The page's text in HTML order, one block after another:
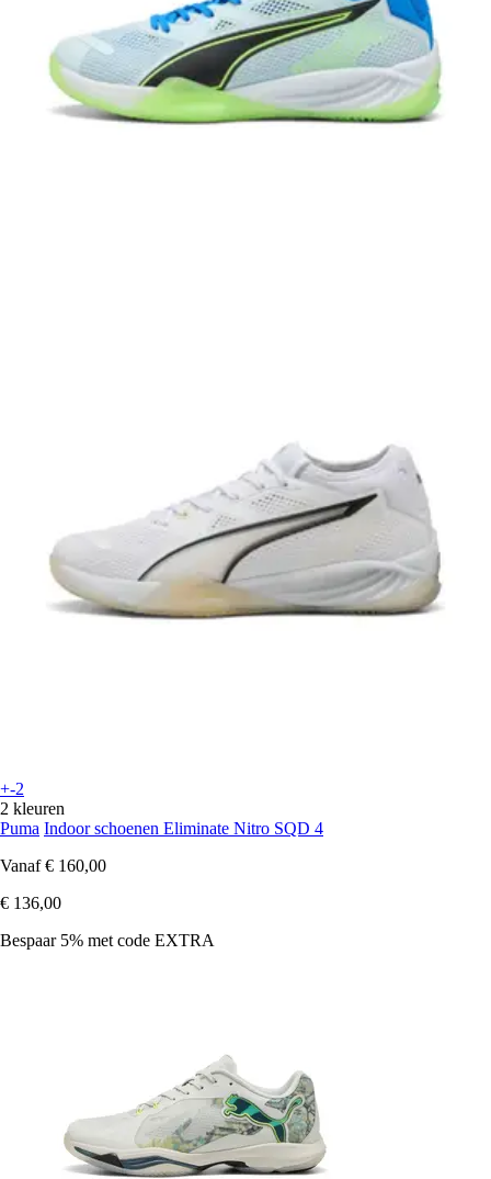
+-2
2 kleuren
Puma Indoor schoenen Eliminate Nitro SQD 4
Vanaf € 160,00
€ 136,00
Bespaar 5% met code EXTRA